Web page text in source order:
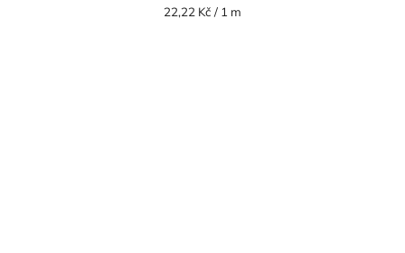
Měrná
22,22 Kč / 1 m